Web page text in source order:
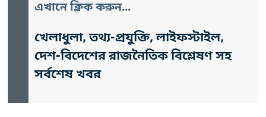
এখানে ক্লিক করুন...
খেলাধুলা, তথ্য-প্রযুক্তি, লাইফস্টাইল,
দেশ-বিদেশের রাজনৈতিক বিশ্লেষণ সহ
সর্বশেষ খবর